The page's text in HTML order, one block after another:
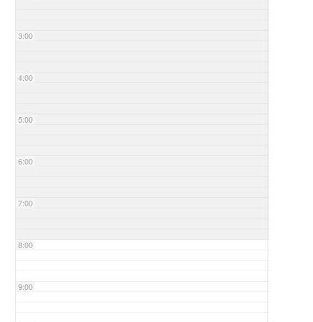
3:00
4:00
5:00
6:00
7:00
8:00
9:00